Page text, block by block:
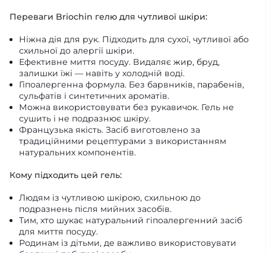
Переваги Briochin гелю для чутливої шкіри:
Ніжна дія для рук. Підходить для сухої, чутливої або
схильної до алергії шкіри.
Ефективне миття посуду. Видаляє жир, бруд,
залишки їжі — навіть у холодній воді.
Гіпоалергенна формула. Без барвників, парабенів,
сульфатів і синтетичних ароматів.
Можна використовувати без рукавичок. Гель не
сушить і не подразнює шкіру.
Французька якість. Засіб виготовлено за
традиційними рецептурами з використанням
натуральних компонентів.
Кому підходить цей гель:
Людям із чутливою шкірою, схильною до
подразнень після мийних засобів.
Тим, хто шукає натуральний гіпоалергенний засіб
для миття посуду.
Родинам із дітьми, де важливо використовувати